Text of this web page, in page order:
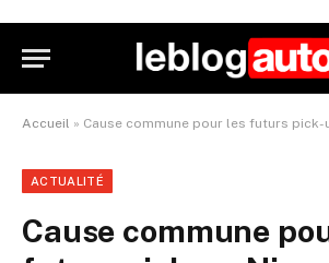
Accueil » Cause commune pour les futurs pick-up
ACTUALITÉ
Cause commune